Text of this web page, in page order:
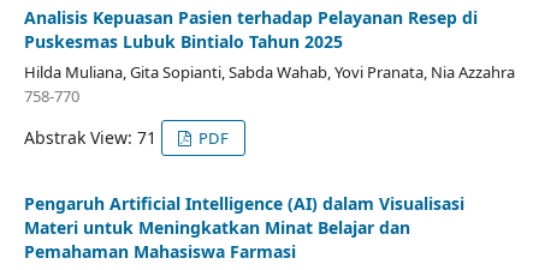
Analisis Kepuasan Pasien terhadap Pelayanan Resep di
Puskesmas Lubuk Bintialo Tahun 2025
Hilda Muliana, Gita Sopianti, Sabda Wahab, Yovi Pranata, Nia Azzahra
758-770
Abstrak View: 71 PDF
Pengaruh Artificial Intelligence (AI) dalam Visualisasi
Materi untuk Meningkatkan Minat Belajar dan
Pemahaman Mahasiswa Farmasi